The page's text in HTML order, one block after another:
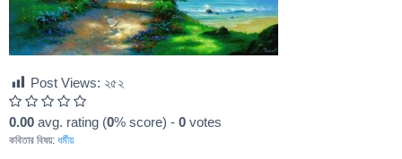
Post Views: ২৫২
0.00 avg. rating (0% score) - 0 votes
কবিতার বিষয়: ধর্মীয়